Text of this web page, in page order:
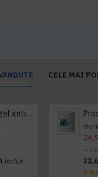
CELE MAI
Pachet 5 x gel antibacterian 50ml si 3 x Servetele antibacteriene 48 buc Hygienium
inclus
PRP
+